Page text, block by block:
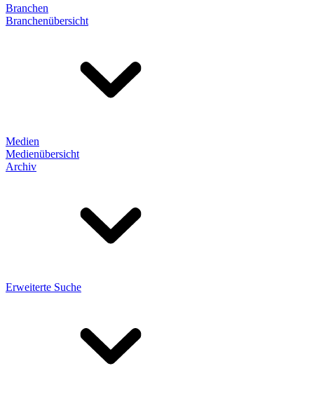
Branchen
Branchenübersicht
Medien
Medienübersicht
Archiv
Erweiterte Suche